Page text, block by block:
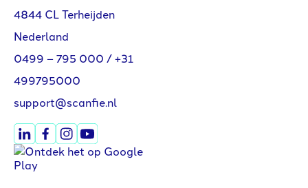
4844 CL Terheijden
Nederland
0499 – 795 000 /+31
499795000
support@scanfie.nl